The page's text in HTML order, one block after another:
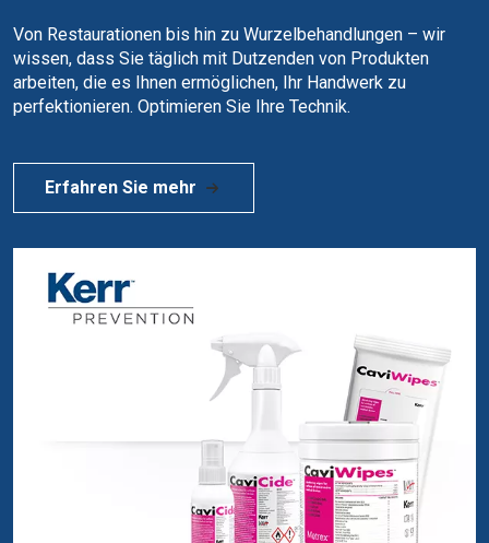
Von Restaurationen bis hin zu Wurzelbehandlungen – wir
wissen, dass Sie täglich mit Dutzenden von Produkten
arbeiten, die es Ihnen ermöglichen, Ihr Handwerk zu
perfektionieren. Optimieren Sie Ihre Technik.
Erfahren Sie mehr